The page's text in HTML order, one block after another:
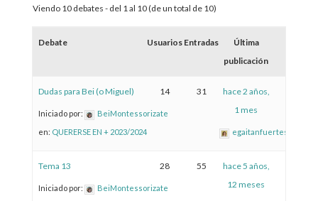
Viendo 10 debates - del 1 al 10 (de un total de 10)
Debate Usuarios Entradas
Última
publicación
Dudas para Bei (o Miguel)
Iniciado por:
BeiMontessorizate
en: QUERERSE EN + 2023/2024
14 31
hace 2 años,
1 mes
egaitanfuertes
Tema 13
Iniciado por:
BeiMontessorizate
28 55
hace 5 años,
12 meses